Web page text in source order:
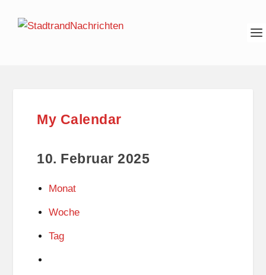
My Calendar
10. Februar 2025
Monat
Woche
Tag